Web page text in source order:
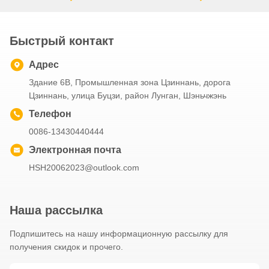
Быстрый контакт
Адрес
Здание 6B, Промышленная зона Цзиннань, дорога
Цзиннань, улица Буцзи, район Лунган, Шэньчжэнь
Телефон
0086-13430440444
Электронная почта
HSH20062023@outlook.com
Наша рассылка
Подпишитесь на нашу информационную рассылку для
получения скидок и прочего.